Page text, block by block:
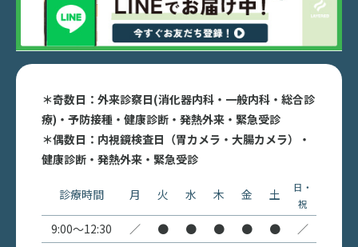
＊奇数日：外来診察日(消化器内科・一般内科・総合診
療)・予防接種・健康診断・発熱外来・緊急受診
＊偶数日：内視鏡検査日（胃カメラ・大腸カメラ）・
健康診断・発熱外来・緊急受診
診療時間 月 火 水 木 金 土
日・
祝
9:00〜12:30 ／ ● ● ● ● ●
／